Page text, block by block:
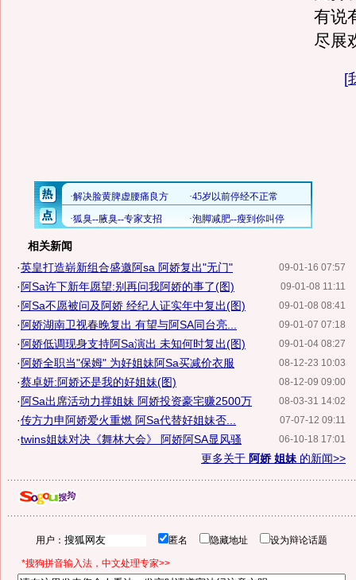
有说
尽展
[
相关新闻
09-01-16 07:57
·英皇打造崭新组合盛邀阿sa 阿娇复出"无门"
09-01-08 11:11
· 阿Sa许下新年愿望:别再问我阿娇的事了(图)
09-01-08 08:41
· 阿Sa不愿被问及阿娇 经纪人证实年中复出(图)
09-01-07 07:18
· 阿娇湖南卫视春晚复出 有望与阿SA同台亮...
09-01-04 08:27
· 阿娇低调现身支持阿Sa演出 未知何时复出(图)
08-12-23 10:03
· 阿娇全职当"保姆" 为好姐妹阿Sa买减价衣服
08-12-09 09:00
·蔡卓妍:阿娇还是我的好姐妹(图)
08-03-31 14:02
· 阿Sa出席活动力撑姐妹 阿娇投资豪宅赚2500万
07-07-12 09:11
·传方力申阿娇爱火重燃 阿Sa代替好姐妹否...
06-10-18 17:01
·twins姐妹对决《舞林大会》 阿娇阿SA显风骚
更多关于 阿娇 姐妹 的新闻>>
用户： 匿名 隐藏地址 设为辩论话题
*搜狗拼音输入法，中文处理专家>>